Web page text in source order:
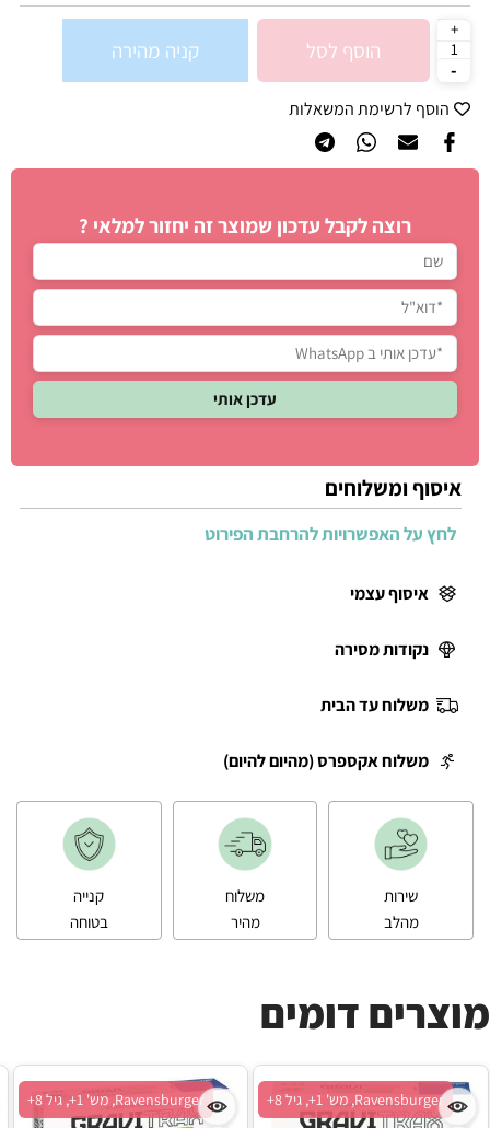
הוסף לסל קניה מהירה
הוסף לרשימת המשאלות
רוצה לקבל עדכון שמוצר זה יחזור למלאי ?
איסוף ומשלוחים
לחץ על האפשרויות להרחבת הפירוט
איסוף עצמי
נקודות מסירה
משלוח עד הבית
משלוח אקספרס (מהיום להיום)
שירות
מהלב
משלוח
מהיר
קנייה
בטוחה
מוצרים דומים
Ravensburger, מש' 1+, גיל 8+ Ravensburger, מש' 1+, גיל 8+